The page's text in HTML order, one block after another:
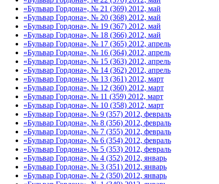
«Бульвар Гордона», № 21 (369) 2012, май
«Бульвар Гордона», № 20 (368) 2012, май
«Бульвар Гордона», № 19 (367) 2012, май
«Бульвар Гордона», № 18 (366) 2012, май
«Бульвар Гордона», № 17 (365) 2012, апрель
«Бульвар Гордона», № 16 (364) 2012, апрель
«Бульвар Гордона», № 15 (363) 2012, апрель
«Бульвар Гордона», № 14 (362) 2012, апрель
«Бульвар Гордона», № 13 (361) 2012, март
«Бульвар Гордона», № 12 (360) 2012, март
«Бульвар Гордона», № 11 (359) 2012, март
«Бульвар Гордона», № 10 (358) 2012, март
«Бульвар Гордона», № 9 (357) 2012, февраль
«Бульвар Гордона», № 8 (356) 2012, февраль
«Бульвар Гордона», № 7 (355) 2012, февраль
«Бульвар Гордона», № 6 (354) 2012, февраль
«Бульвар Гордона», № 5 (353) 2012, февраль
«Бульвар Гордона», № 4 (352) 2012, январь
«Бульвар Гордона», № 3 (351) 2012, январь
«Бульвар Гордона», № 2 (350) 2012, январь